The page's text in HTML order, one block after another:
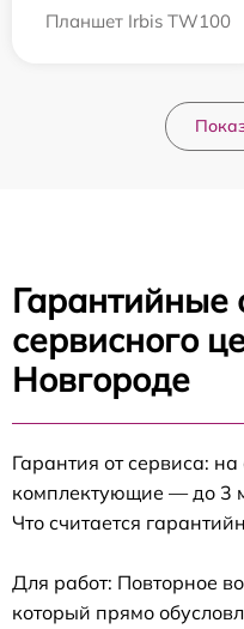
Планшет Irbis TW100
Гарантийные
сервисного
Новгороде
Гарантия от сервиса:
комплектующие — до 3
Что считается
Для работ: Повторное
который прямо